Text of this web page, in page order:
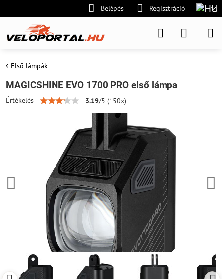
Belépés Regisztráció
Első lámpák
MAGICSHINE EVO 1700 PRO első lámpa
Értékelés 3.19/5 (150x)